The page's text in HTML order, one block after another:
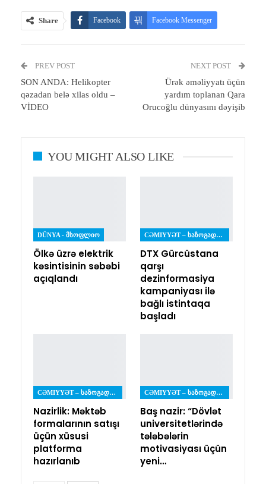
Share Facebook Facebook Messenger
Email
PREV POST
SON ANDA: Helikopter
qəzadan belə xilas oldu –
VİDEO
NEXT POST
Ürək əməliyyatı üçün
yardım toplanan Qara
Orucoğlu dünyasını dəyişib
YOU MIGHT ALSO LIKE
DÜNYA - ᲛᲡᲝᲤᲚᲘᲝ
Ölkə üzrə elektrik
kəsintisinin səbəbi
açıqlandı
CƏMIYYƏT – ᲡᲐᲖᲝᲒᲐᲓᲝᲔᲑᲐ
DTX Gürcüstana
qarşı
dezinformasiya
kampaniyası ilə
bağlı istintaqa
başladı
CƏMIYYƏT – ᲡᲐᲖᲝᲒᲐᲓᲝᲔᲑᲐ
Nazirlik: Məktəb
formalarının satışı
üçün xüsusi
platforma
hazırlanıb
CƏMIYYƏT – ᲡᲐᲖᲝᲒᲐᲓᲝᲔᲑᲐ
Baş nazir: “Dövlət
universitetlərində
tələbələrin
motivasiyası üçün
yeni…